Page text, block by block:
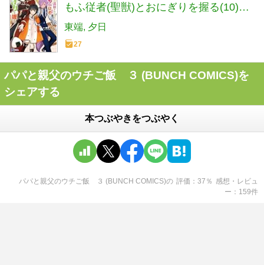
もふ従者(聖獣)とおにぎりを握る(10)
(モンスターコミックスf)
東端 夕日
27
パパと親父のウチご飯 ３ (BUNCH COMICS)を
シェアする
本つぶやきをつぶやく
パパと親父のウチご飯 ３ (BUNCH COMICS)の 評価 37 ％ 感想・レビュ
ー
159件